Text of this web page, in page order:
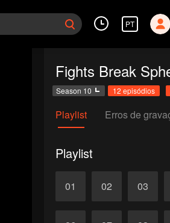
PT
Fights Break
Season 10 12 episódios
Playlist Erros de
Playlist
01 02 03